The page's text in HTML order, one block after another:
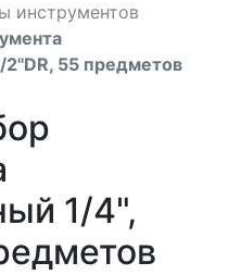
инструментов
2"DR, 55 предметов
1/4",